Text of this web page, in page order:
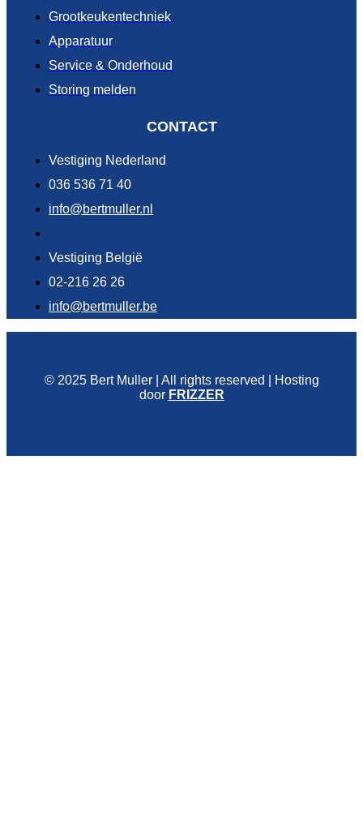
Grootkeukentechniek
Apparatuur
Service & Onderhoud
Storing melden
CONTACT
Vestiging Nederland
036 536 71 40
info@bertmuller.nl
Vestiging België
02-216 26 26
info@bertmuller.be
© 2025 Bert Muller | All rights reserved | Hosting
door FRIZZER